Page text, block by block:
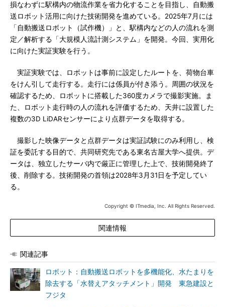
損なわずに駅構内の物流作業を省力化することを目指し、自動搬
送ロボット活用に向けた技術開発を進めている。2025年7月には
「自動搬送ロボット（試作機）」と、駅構内などの人の流れを測
定／解析する「大規模人流計測システム」を開発。今回、実用化
に向けた実証実験を行う。
実証実験では、ロボットは事前に設定したルートを、荷物台車
をけん引して走行する。走行には係員が付き添う。周囲の状況を
確認するため、ロボットに搭載した360度カメラで撮影実施。ま
た、ロボット走行時の人の流れを評価するため、天井に設置した
複数の3D LiDARセンサーにより点群データを取得する。
撮影した映像データと点群データは実証試験にのみ利用し、検
証を委託する目的で、共同研究先である東名古屋大学へ提供。デ
ータは、独立したサーバ内で厳正に管理した上で、技術開発終了
後、削除する。技術開発の首領は2028年3月31日を予定してい
る。
Copyright © ITmedia, Inc. All Rights Reserved.
関連情報
関連記事
ロボット：自動搬送ロボットを多機能化、水たまりを
除去する「水替えアタッチメント」開発 東急建設と
フジタ